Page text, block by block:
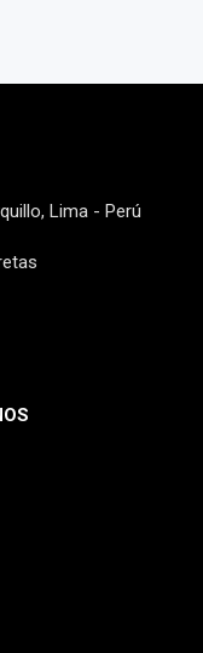
Lima - Perú